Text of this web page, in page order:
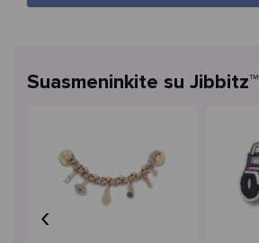
Suasmeninkite su Jibbitz™
‹